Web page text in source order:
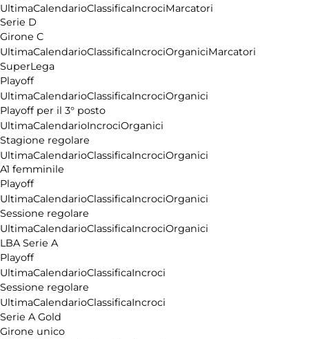
UltimaCalendarioClassificaIncrociMarcatori
Serie D
Girone C
UltimaCalendarioClassificaIncrociOrganiciMarcatori
SuperLega
Playoff
UltimaCalendarioClassificaIncrociOrganici
Playoff per il 3° posto
UltimaCalendarioIncrociOrganici
Stagione regolare
UltimaCalendarioClassificaIncrociOrganici
A1 femminile
Playoff
UltimaCalendarioClassificaIncrociOrganici
Sessione regolare
UltimaCalendarioClassificaIncrociOrganici
LBA Serie A
Playoff
UltimaCalendarioClassificaIncroci
Sessione regolare
UltimaCalendarioClassificaIncroci
Serie A Gold
Girone unico